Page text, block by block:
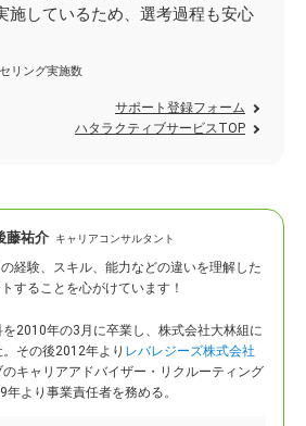
施しているため、選考過程も安心
リング実施数
サポート登録フォーム
ハタラクティブサービスTOP
藤祐介 キャリアコンサルタント
経験、スキル、能力などの違いを理解した
することを心がけています！
2010年の3月に卒業し、株式会社大林組に
その後2012年より レバレジーズ株式会社
キャリアアドバイザー・リクルーティング
より事業責任者を務める。